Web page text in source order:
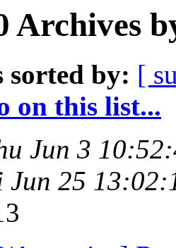
Archives
sorted by: [
on this list...
Jun 3
25